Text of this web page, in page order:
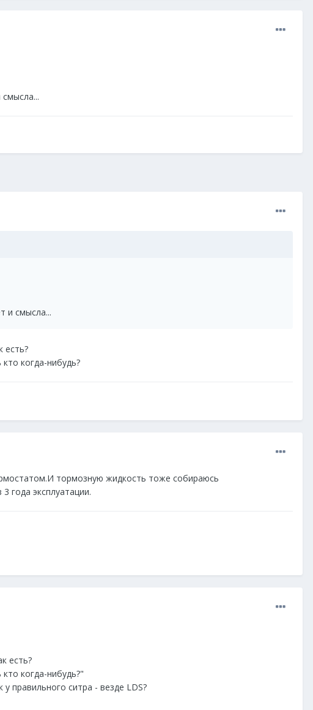
и смысла...
есть?
когда-нибудь?
тормозную жидкость тоже собираюсь
года эксплуатации.
есть?
когда-нибудь?"
правильного ситра - везде LDS?